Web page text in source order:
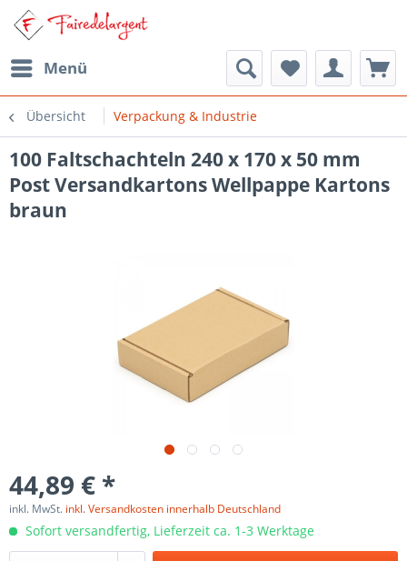
Menü
Übersicht Verpackung & Industrie
100 Faltschachteln 240 x 170 x 50 mm
Post Versandkartons Wellpappe Kartons
braun
44,89 € *
inkl. MwSt. inkl. Versandkosten innerhalb Deutschland
Sofort versandfertig, Lieferzeit ca. 1-3 Werktage